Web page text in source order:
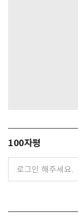
100자평